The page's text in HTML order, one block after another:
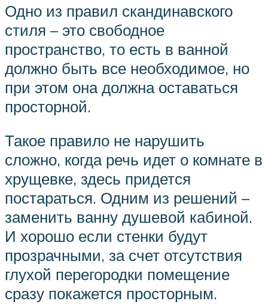
Одно из правил скандинавского
стиля – это свободное
пространство, то есть в ванной
должно быть все необходимое, но
при этом она должна оставаться
просторной.
Такое правило не нарушить
сложно, когда речь идет о комнате в
хрущевке, здесь придется
постараться. Одним из решений –
заменить ванну душевой кабиной.
И хорошо если стенки будут
прозрачными, за счет отсутствия
глухой перегородки помещение
сразу покажется просторным.